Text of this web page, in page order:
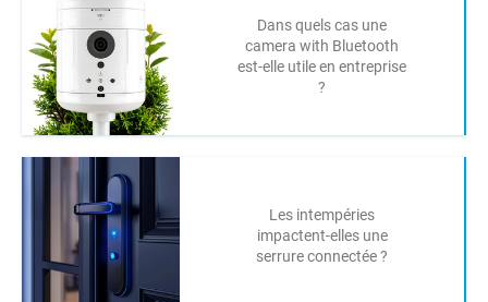
Dans quels cas une
camera with Bluetooth
est-elle utile en entreprise
?
Les intempéries
impactent-elles une
serrure connectée ?